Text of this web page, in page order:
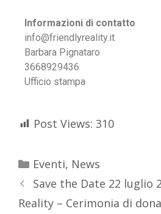
Informazioni di contatto
info@friendlyreality.it
Barbara Pignataro
3668929436
Ufficio stampa
Post Views: 310
Eventi, News
Save the Date 22 luglio
Reality – Cerimonia di